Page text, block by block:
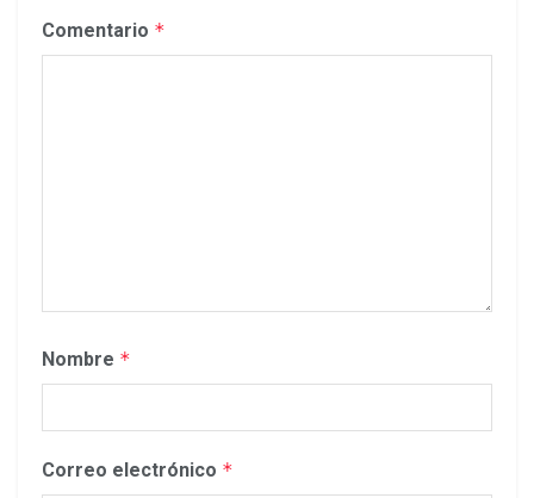
Comentario *
Nombre *
Correo electrónico *